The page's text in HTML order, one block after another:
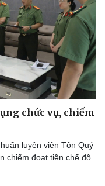
chức vụ, chiếm
luyện viên Tôn Quý
chiếm đoạt tiền chế độ